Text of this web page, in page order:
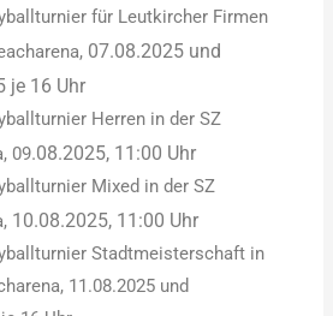
für Leutkircher Firmen
07.08.2025 und
je 16 Uhr
Herren in der SZ
09.08.2025, 11:00 Uhr
Mixed in der SZ
10.08.2025, 11:00 Uhr
Stadtmeisterschaft in
11.08.2025 und